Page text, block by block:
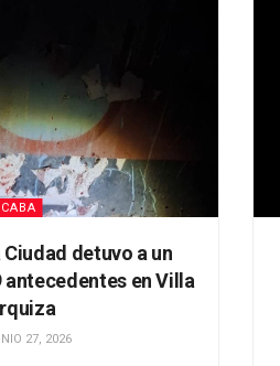
CABA
detuvo a un
en Villa
27, 2026